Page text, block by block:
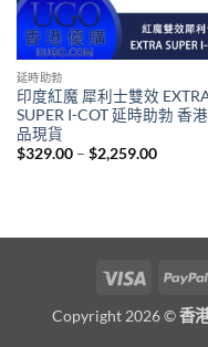
延時助勃
印度紅魔 犀利士雙效
SUPER I-COT 延時助勃 香
品現貨
$329.00 – $2,259.00Price
Visa
Copyright 2026 ©香